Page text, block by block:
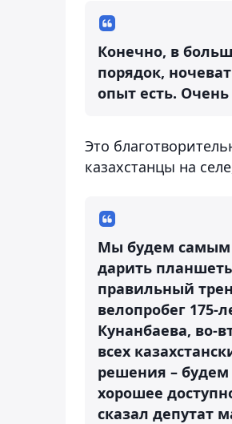
Конечно, в
порядок,
опыт есть.
Это
казахстанцы на
Мы будем самым
дарить
правильный
велопробег 175-
Кунанбаева, во-
всех
решения – будем
хорошее
сказал депутат